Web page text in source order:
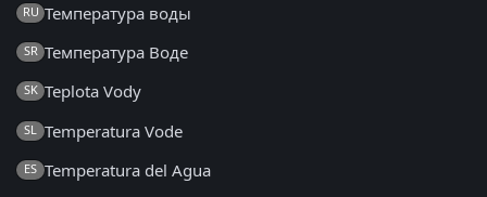
RU Температура воды
SR Температура Воде
SK Teplota Vody
SL Temperatura Vode
ES Temperatura del Agua